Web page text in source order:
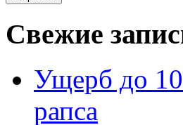
Свежие
Ущерб до
рапса